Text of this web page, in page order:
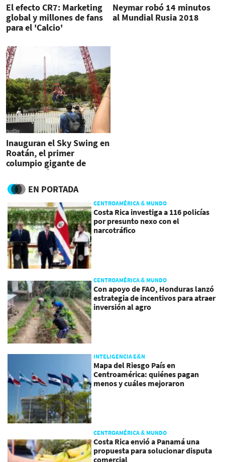
El efecto CR7: Marketing
global y millones de fans
para el 'Calcio'
Neymar robó 14 minutos
al Mundial Rusia 2018
Inauguran el Sky Swing en
Roatán, el primer
columpio gigante de
Centroamérica
EN PORTADA
CENTROAMÉRICA & MUNDO
Costa Rica investiga a 116 policías
por presunto nexo con el
narcotráfico
CENTROAMÉRICA & MUNDO
Con apoyo de FAO, Honduras lanzó
estrategia de incentivos para atraer
inversión al agro
INTELIGENCIA E&N
Mapa del Riesgo País en
Centroamérica: quiénes pagan
menos y cuáles mejoraron
CENTROAMÉRICA & MUNDO
Costa Rica envió a Panamá una
propuesta para solucionar disputa
comercial